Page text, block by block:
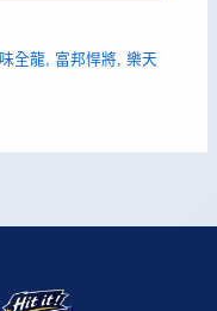
味全龍 富邦悍將 ,樂天